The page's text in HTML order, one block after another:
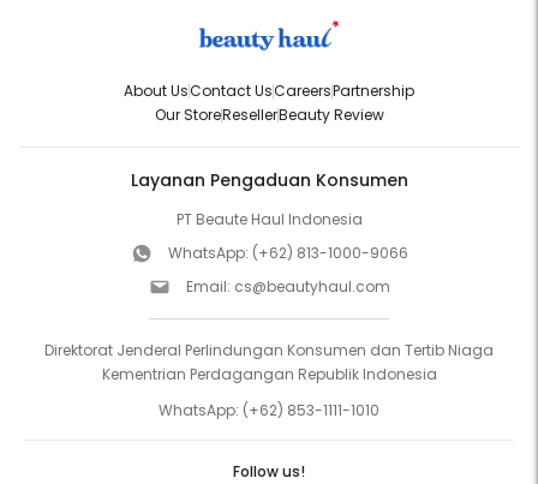
About UsContact UsCareersPartnership
Our StoreResellerBeauty Review
Layanan Pengaduan Konsumen
PT Beaute Haul Indonesia
WhatsApp: (+62) 813-1000-9066
Email: cs@beautyhaul.com
Direktorat Jenderal Perlindungan Konsumen dan Tertib Niaga
Kementrian Perdagangan Republik Indonesia
WhatsApp: (+62) 853-1111-1010
Follow us!